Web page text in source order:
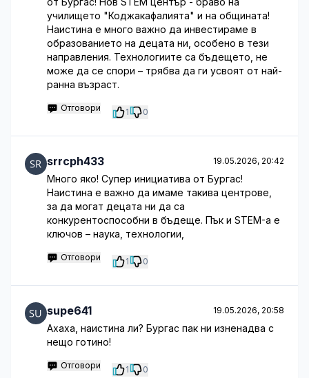
училището "Коджакафалията" и на общината!
Наистина е много важно да инвестираме в
образованието на децата ни, особено в тези
направления. Технологиите са бъдещето, не
може да се спори – трябва да ги усвоят от най-
ранна възраст.
Отговори 1 0
srrcph433 19.05.2026, 20:42
Много яко! Супер инициатива от Бургас!
Наистина е важно да имаме такива центрове,
за да могат децата ни да са
конкурентоспособни в бъдеще. Пък и STEM-а е
ключов – наука, технологии,
Отговори 1 0
supe641 19.05.2026, 20:58
Ахаха, наистина ли? Бургас пак ни изненадва с
нещо готино!
Отговори 1 0